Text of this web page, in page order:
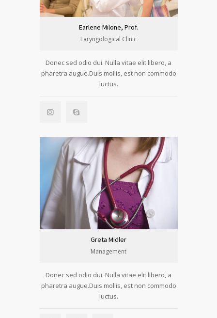
Earlene Milone, Prof.
Laryngological Clinic
Donec sed odio dui. Nulla vitae elit libero, a
pharetra augue.Duis mollis, est non commodo
luctus.
Greta Midler
Management
Donec sed odio dui. Nulla vitae elit libero, a
pharetra augue.Duis mollis, est non commodo
luctus.